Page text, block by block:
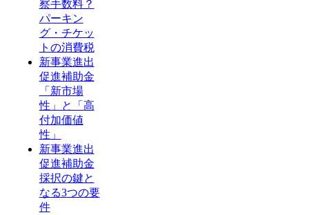
察手数料？
パーキン
グ・チケッ
トの消費税
新事業進出
促進補助金
「新市場
性」と「高
付加価値
性」
新事業進出
促進補助金
採択の鍵と
なる3つの要
件